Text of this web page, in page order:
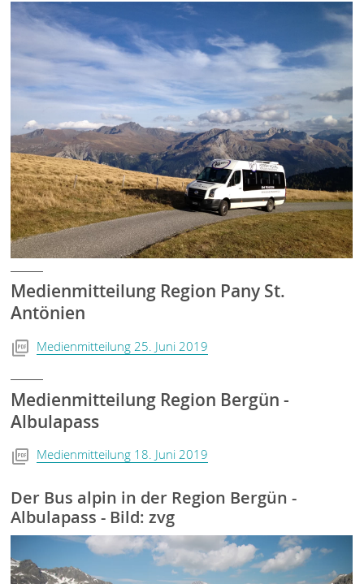
Medienmitteilung Region Pany St.
Antönien
Medienmitteilung 25. Juni 2019
Medienmitteilung Region Bergün -
Albulapass
Medienmitteilung 18. Juni 2019
Der Bus alpin in der Region Bergün -
Albulapass - Bild: zvg